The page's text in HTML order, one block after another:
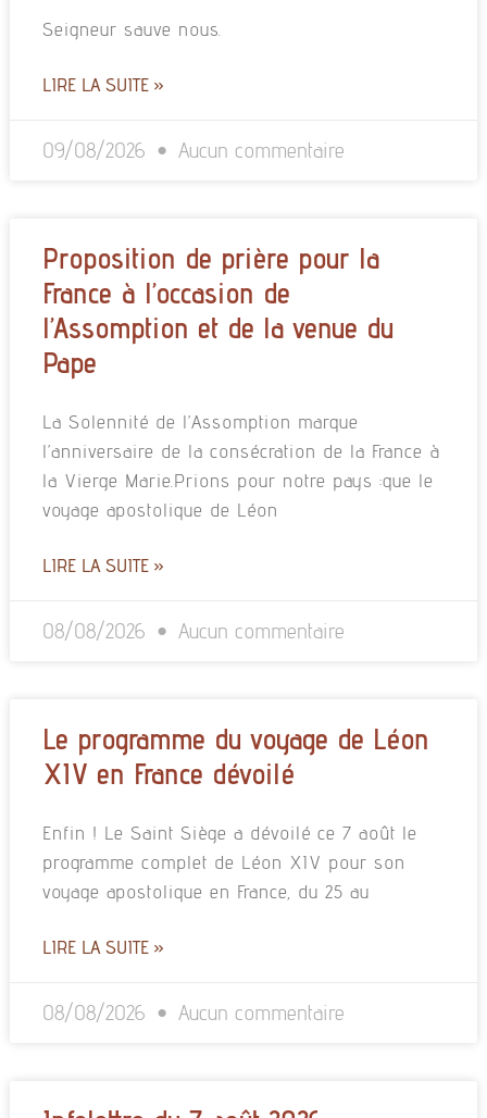
Seigneur sauve nous.
LIRE LA SUITE »
09/08/2026 Aucun commentaire
Proposition de prière pour la
France à l’occasion de
l’Assomption et de la venue du
Pape
La Solennité de l’Assomption marque
l’anniversaire de la consécration de la France à
la Vierge Marie.Prions pour notre pays :que le
voyage apostolique de Léon
LIRE LA SUITE »
08/08/2026 Aucun commentaire
Le programme du voyage de Léon
XIV en France dévoilé
Enfin ! Le Saint Siège a dévoilé ce 7 août le
programme complet de Léon XIV pour son
voyage apostolique en France, du 25 au
LIRE LA SUITE »
08/08/2026 Aucun commentaire